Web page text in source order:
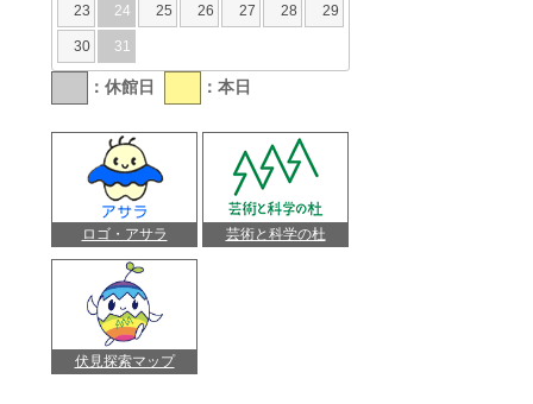
23 24 25 26 27 28 29
30 31
：休館日 ：本日
ロゴ・アサラ 芸術と科学の杜
伏見探索マップ